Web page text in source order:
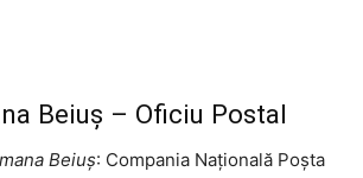
Beiuş – Oficiu Postal
Beiuş: Compania Națională Poșta